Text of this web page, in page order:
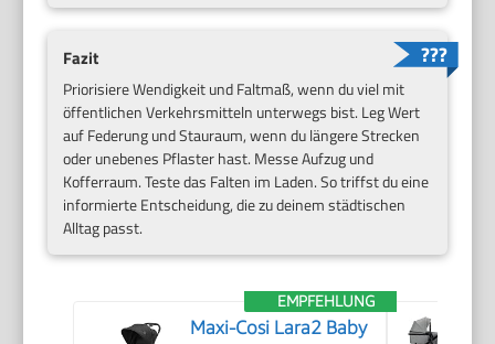
Fazit
Priorisiere Wendigkeit und Faltmaß, wenn du viel mit
öffentlichen Verkehrsmitteln unterwegs bist. Leg Wert
auf Federung und Stauraum, wenn du längere Strecken
oder unebenes Pflaster hast. Messe Aufzug und
Kofferraum. Teste das Falten im Laden. So triffst du eine
informierte Entscheidung, die zu deinem städtischen
Alltag passt.
EMPFEHLUNG
Maxi-Cosi Lara2 Baby